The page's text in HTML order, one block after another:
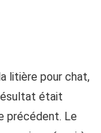
litière pour chat,
était
précédent. Le